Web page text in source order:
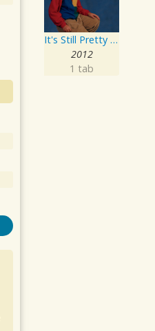
It's Still Pretty Terrible
2012
1 tab